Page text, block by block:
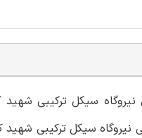
نیروگاه سیکل ترکیبی
سیکل ترکیبی شهید